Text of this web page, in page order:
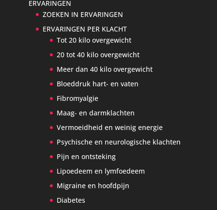
ERVARINGEN
ZOEKEN IN ERVARINGEN
ERVARINGEN PER KLACHT
Tot 20 kilo overgewicht
20 tot 40 kilo overgewicht
Meer dan 40 kilo overgewicht
Bloeddruk hart- en vaten
Fibromyalgie
Maag- en darmklachten
Vermoeidheid en weinig energie
Psychische en neurologische klachten
Pijn en ontsteking
Lipoedeem en lymfoedeem
Migraine en hoofdpijn
Diabetes